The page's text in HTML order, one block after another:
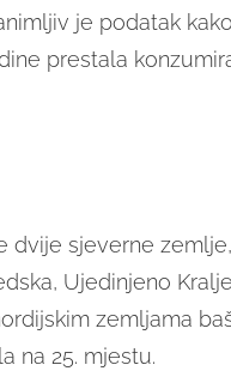
je podatak
prestala
dvije sjeverne zemlje,
Ujedinjeno
zemljama
na 25. mjestu.